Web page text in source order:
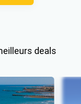
deals